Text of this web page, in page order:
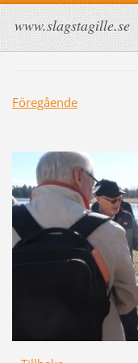
www.slagstagille.se
Föregående